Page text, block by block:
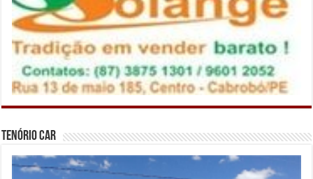
Tenório Car